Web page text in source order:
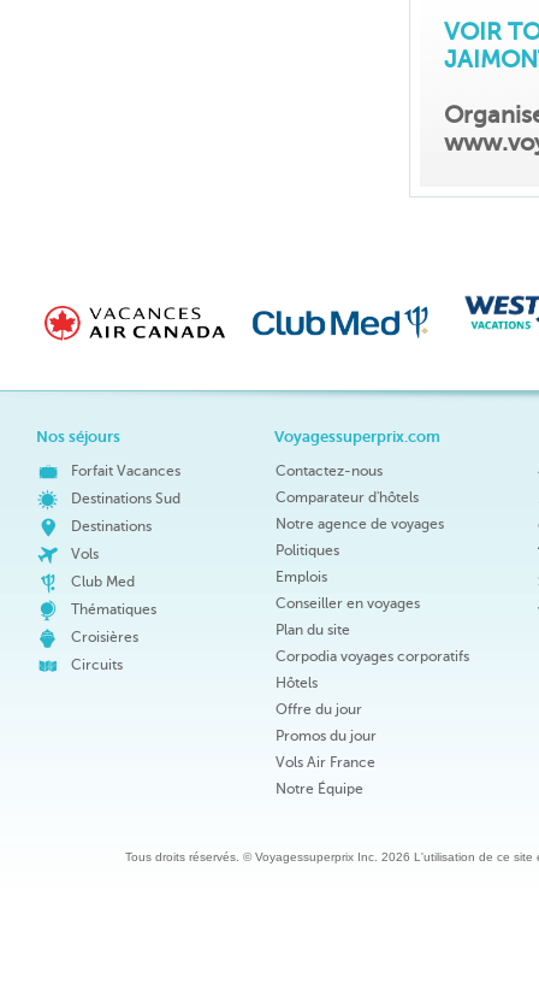
VOIR
Nos séjours
Forfait Vacances
Destinations Sud
Destinations
Vols
Club Med
Thématiques
Croisières
Circuits
Voyagessuperprix.com
Contactez-nous
Comparateur d'hôtels
Notre agence de voyages
Politiques
Emplois
Conseiller en voyages
Plan du site
Corpodia voyages corporatifs
Hôtels
Offre du jour
Promos du jour
Vols Air France
Notre Équipe
Tous droits réservés. © Voyagessuperprix Inc. 2026 L'utilisation de ce